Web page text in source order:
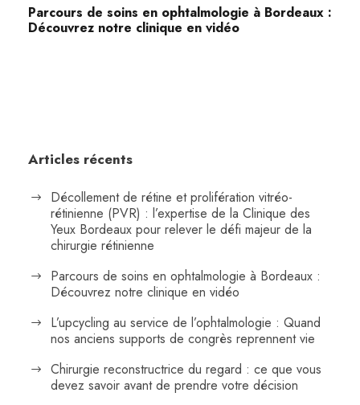
Parcours de soins en ophtalmologie à Bordeaux :
Découvrez notre clinique en vidéo
Articles récents
Décollement de rétine et prolifération vitréo-
rétinienne (PVR) : l’expertise de la Clinique des
Yeux Bordeaux pour relever le défi majeur de la
chirurgie rétinienne
Parcours de soins en ophtalmologie à Bordeaux :
Découvrez notre clinique en vidéo
L’upcycling au service de l’ophtalmologie : Quand
nos anciens supports de congrès reprennent vie
Chirurgie reconstructrice du regard : ce que vous
devez savoir avant de prendre votre décision